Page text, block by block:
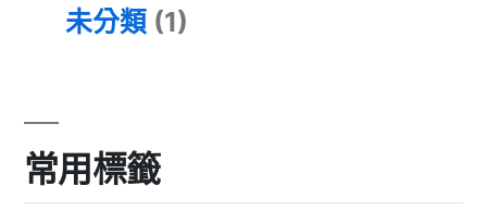
未分類 (1)
常用標籤